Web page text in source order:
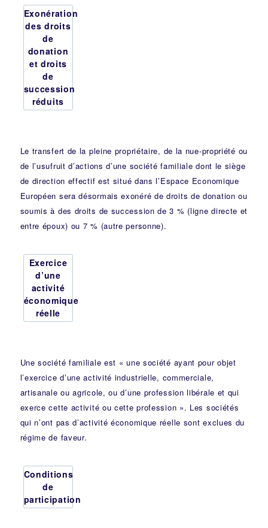
Exonération
des droits
de
donation
et droits
de
succession
réduits
Le transfert de la pleine propriétaire, de la nue-propriété ou
de l’usufruit d’actions d’une société familiale dont le siège
de direction effectif est situé dans l’Espace Economique
Européen sera désormais exonéré de droits de donation ou
soumis à des droits de succession de 3 % (ligne directe et
entre époux) ou 7 % (autre personne).
Exercice
d’une
activité
économique
réelle
Une société familiale est « une société ayant pour objet
l’exercice d’une activité industrielle, commerciale,
artisanale ou agricole, ou d’une profession libérale et qui
exerce cette activité ou cette profession ». Les sociétés
qui n’ont pas d’activité économique réelle sont exclues du
régime de faveur.
Conditions
de
participation